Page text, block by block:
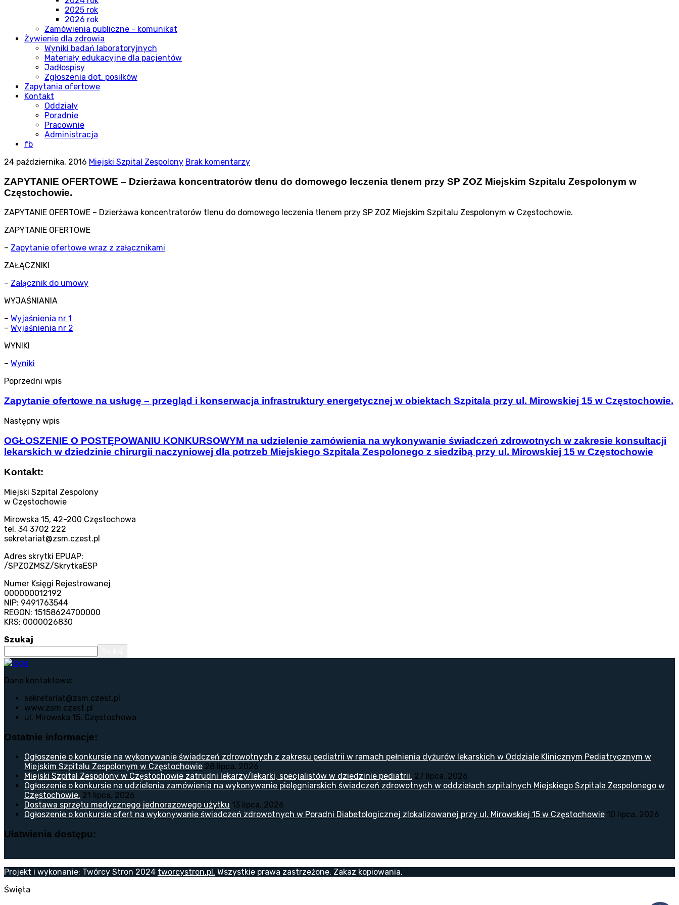
2025 rok
2026 rok
Zamówienia publiczne - komunikat
Żywienie dla zdrowia
Wyniki badań laboratoryjnych
Materiały edukacyjne dla pacjentów
Jadłospisy
Zgłoszenia dot. posiłków
Zapytania ofertowe
Kontakt
Oddziały
Poradnie
Pracownie
Administracja
fb
24 października, 2016 Miejski Szpital Zespolony Brak komentarzy
ZAPYTANIE OFERTOWE – Dzierżawa koncentratorów tlenu do domowego leczenia tlenem przy SP ZOZ Miejskim Szpitalu Zespolonym w
Częstochowie.
ZAPYTANIE OFERTOWE – Dzierżawa koncentratorów tlenu do domowego leczenia tlenem przy SP ZOZ Miejskim Szpitalu Zespolonym w Częstochowie.
ZAPYTANIE OFERTOWE
– Zapytanie ofertowe wraz z załącznikami
ZAŁĄCZNIKI
– Załącznik do umowy
WYJAŚNIANIA
– Wyjaśnienia nr 1
– Wyjaśnienia nr 2
WYNIKI
– Wyniki
Poprzedni wpis
Zapytanie ofertowe na usługę – przegląd i konserwacja infrastruktury energetycznej w obiektach Szpitala przy ul. Mirowskiej 15 w Częstochowie.
Następny wpis
OGŁOSZENIE O POSTĘPOWANIU KONKURSOWYM na udzielenie zamówienia na wykonywanie świadczeń zdrowotnych w zakresie konsultacji
lekarskich w dziedzinie chirurgii naczyniowej dla potrzeb Miejskiego Szpitala Zespolonego z siedzibą przy ul. Mirowskiej 15 w Częstochowie
Kontakt:
Miejski Szpital Zespolony
w Częstochowie
Mirowska 15, 42-200 Częstochowa
tel. 34 3702 222
sekretariat@zsm.czest.pl
Adres skrytki EPUAP:
/SPZOZMSZ/SkrytkaESP
Numer Księgi Rejestrowanej
000000012192
NIP: 9491763544
REGON: 15158624700000
KRS: 0000026830
Szukaj
Dane kontaktowe:
sekretariat@zsm.czest.pl
www.zsm.czest.pl
ul. Mirowska 15, Częstochowa
Ostatnie informacje:
Ogłoszenie o konkursie na wykonywanie świadczeń zdrowotnych z zakresu pediatrii w ramach pełnienia dyżurów lekarskich w Oddziale Klinicznym Pediatrycznym w
Miejskim Szpitalu Zespolonym w Częstochowie 28 lipca, 2026
Miejski Szpital Zespolony w Częstochowie zatrudni lekarzy/lekarki, specjalistów w dziedzinie pediatrii. 27 lipca, 2026
Ogłoszenie o konkursie na udzielenia zamówienia na wykonywanie pielęgniarskich świadczeń zdrowotnych w oddziałach szpitalnych Miejskiego Szpitala Zespolonego w
Częstochowie. 21 lipca, 2026
Dostawa sprzętu medycznego jednorazowego użytku 13 lipca, 2026
Ogłoszenie o konkursie ofert na wykonywanie świadczeń zdrowotnych w Poradni Diabetologicznej zlokalizowanej przy ul. Mirowskiej 15 w Częstochowie 10 lipca, 2026
Ułatwienia dostępu:
Projekt i wykonanie: Twórcy Stron 2024 tworcystron.pl. Wszystkie prawa zastrzeżone. Zakaz kopiowania.
Święta